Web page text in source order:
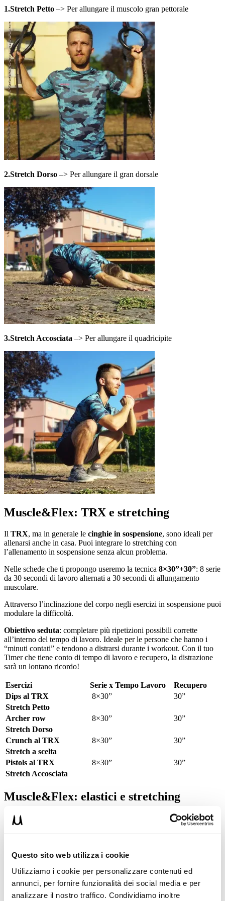
Questo sito web utilizza i cookie
Utilizziamo i cookie per personalizzare contenuti ed
annunci, per fornire funzionalità dei social media e per
analizzare il nostro traffico. Condividiamo inoltre
1.Stretch Petto –> Per allungare il muscolo gran pettorale
2.Stretch Dorso –> Per allungare il gran dorsale
3.Stretch Accosciata –> Per allungare il quadricipite
Muscle&Flex: TRX e stretching
Il TRX, ma in generale le cinghie in sospensione, sono ideali per
allenarsi anche in casa. Puoi integrare lo stretching con
l’allenamento in sospensione senza alcun problema.
Nelle schede che ti propongo useremo la tecnica 8×30”+30”: 8 serie
da 30 secondi di lavoro alternati a 30 secondi di allungamento
muscolare.
Attraverso l’inclinazione del corpo negli esercizi in sospensione puoi
modulare la difficoltà.
Obiettivo seduta: completare più ripetizioni possibili corrette
all’interno del tempo di lavoro. Ideale per le persone che hanno i
“minuti contati” e tendono a distrarsi durante i workout. Con il tuo
Timer che tiene conto di tempo di lavoro e recupero, la distrazione
sarà un lontano ricordo!
Esercizi Serie x Tempo Lavoro
Recupero
Dips al TRX
8×30”
30”
Stretch Petto
Archer row
8×30”
30”
Stretch Dorso
Crunch al TRX
8×30”
30”
Stretch a scelta
Pistols al TRX
8×30”
30”
Stretch Accosciata
Muscle&Flex: elastici e stretching
Il metodo
nasce affiancato all’allenamento con gli
elastici. Anche con questa minima attrezzatura puoi ottenere grandi
risultati.
Sfrutteremo il metodoAR-7, che èmicidiale
consiste nel fare:
7 serie da 7 ripetizioni con 7 secondi di recupero
1’30” di stretching con l’esercizio prescritto
6 serie da 6 ripetizioni con 6 secondi di recupero